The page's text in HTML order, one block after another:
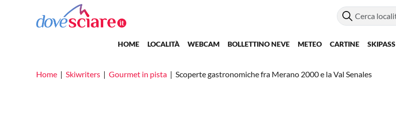
Salta al contenuto principale
Main navigation
HOME LOCALITÀ WEBCAM BOLLETTINO NEVE METEO CARTINE SKIPASS
Home Skiwriters Gourmet in pista Scoperte gastronomiche fra Merano 2000 e la Val Senales